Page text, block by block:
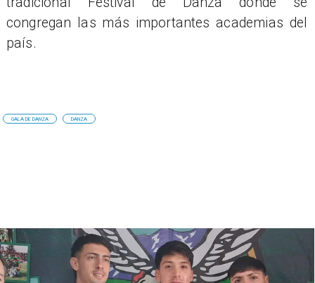
congregan las más importantes academias del
país.
GALA DE DANZA DANZA